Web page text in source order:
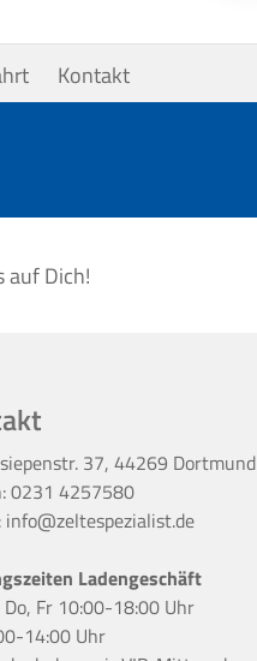
Kontakt
auf Dich!
37, 44269 Dortmund
0231 4257580
info@zeltespezialist.de
Ladengeschäft
Do, Fr 10:00-18:00 Uhr
14:00 Uhr